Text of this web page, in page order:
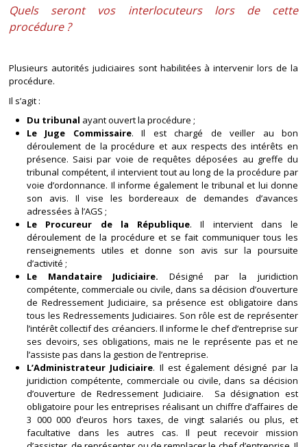
Quels seront vos interlocuteurs lors de cette
procédure ?
Plusieurs autorités judiciaires sont habilitées à intervenir lors de la
procédure.
Il s’agit :
Du tribunal ayant ouvert la procédure ;
Le Juge Commissaire. Il est chargé de veiller au bon
déroulement de la procédure et aux respects des intérêts en
présence. Saisi par voie de requêtes déposées au greffe du
tribunal compétent, il intervient tout au long de la procédure par
voie d’ordonnance. Il informe également le tribunal et lui donne
son avis. Il vise les bordereaux de demandes d’avances
adressées à l’AGS ;
Le Procureur de la République. Il intervient dans le
déroulement de la procédure et se fait communiquer tous les
renseignements utiles et donne son avis sur la poursuite
d’activité ;
Le Mandataire Judiciaire. Désigné par la juridiction
compétente, commerciale ou civile, dans sa décision d’ouverture
de Redressement Judiciaire, sa présence est obligatoire dans
tous les Redressements Judiciaires. Son rôle est de représenter
l’intérêt collectif des créanciers. Il informe le chef d’entreprise sur
ses devoirs, ses obligations, mais ne le représente pas et ne
l’assiste pas dans la gestion de l’entreprise.
L’Administrateur Judiciaire. Il est également désigné par la
juridiction compétente, commerciale ou civile, dans sa décision
d’ouverture de Redressement Judiciaire. Sa désignation est
obligatoire pour les entreprises réalisant un chiffre d’affaires de
3 000 000 d’euros hors taxes, de vingt salariés ou plus, et
facultative dans les autres cas. Il peut recevoir mission